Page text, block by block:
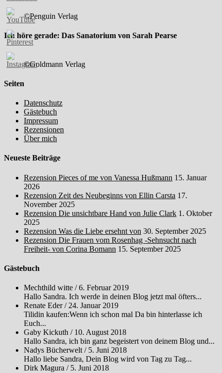
©Penguin Verlag
Ich höre gerade: Das Sanatorium von Sarah Pearse
©Goldmann Verlag
Seiten
Datenschutz
Gästebuch
Impressum
Rezensionen
Über mich
Neueste Beiträge
Rezension Pieces of me von Vanessa Hußmann 15. Januar
2026
Rezension Zeit des Neubeginns von Ellin Carsta 17.
November 2025
Rezension Die unsichtbare Hand von Julie Clark 1. Oktober
2025
Rezension Was die Liebe ersehnt von 30. September 2025
Rezension Die Frauen vom Rosenhag -Sehnsucht nach
Freiheit- von Corina Bomann 15. September 2025
Gästebuch
Mechthild witte /6. Februar 2019
Hallo Sandra. Ich werde in deinen Blog jetzt mal öfters...
Renate Eder/ 24. Januar 2019
Tilidin kaufen:Wenn ich schon mal Da bin hinterlasse ich
Euch...
Gaby Kickuth / 10. August 2018
Hallo Sandra, ich bin ganz begeistert von deinem Blog und...
Nadys Bücherwelt / 5. Juni 2018
Hallo liebe Sandra, Dein Blog wird von Tag zu Tag...
Dirk Magura / 5. Juni 2018